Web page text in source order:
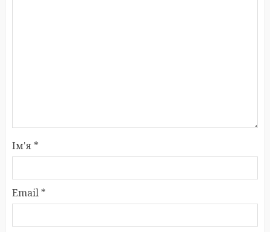
Ім'я *
Email *